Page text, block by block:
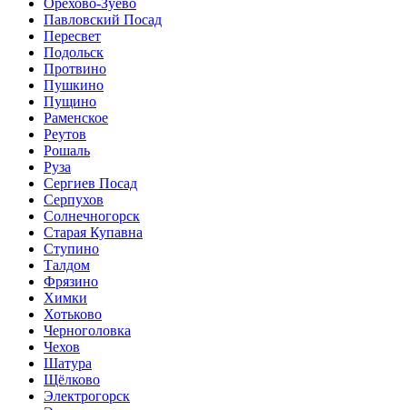
Павловский Посад
Пересвет
Подольск
Протвино
Пушкино
Пущино
Раменское
Реутов
Рошаль
Руза
Сергиев Посад
Серпухов
Солнечногорск
Старая Купавна
Ступино
Талдом
Фрязино
Химки
Хотьково
Черноголовка
Чехов
Шатура
Щёлково
Электрогорск